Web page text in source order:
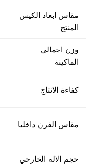
مقاس ابعاد الكيس
المنتج
وزن اجمالى
الماكينة
كفاءة الانتاج
مقاس الفرن داخليا
حجم الاله الخارجي